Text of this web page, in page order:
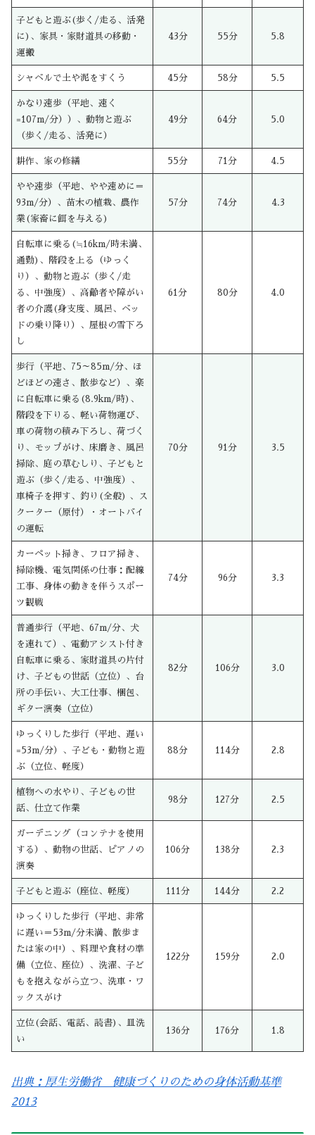
子どもと遊ぶ(歩く/走る、活発
に)、家具・家財道具の移動・
運搬
43分 55分 5.8
シャベルで土や泥をすくう 45分 58分 5.5
かなり速歩（平地、速く
=107m/分））、動物と遊ぶ
（歩く/走る、活発に）
49分 64分 5.0
耕作、家の修繕 55分 71分 4.5
やや速歩（平地、やや速めに＝
93m/分）、苗木の植栽、農作
業(家畜に餌を与える)
57分 74分 4.3
自転車に乗る(≒16km/時未満、
通勤)、階段を上る（ゆっく
り）、動物と遊ぶ（歩く/走
る、中強度）、高齢者や障がい
者の介護(身支度、風呂、ベッ
ドの乗り降り）、屋根の雪下ろ
し
61分 80分 4.0
歩行（平地、75～85m/分、ほ
どほどの速さ、散歩など）、楽
に自転車に乗る(8.9km/時)、
階段を下りる、軽い荷物運び、
車の荷物の積み下ろし、荷づく
り、モップがけ、床磨き、風呂
掃除、庭の草むしり、子どもと
遊ぶ（歩く/走る、中強度）、
車椅子を押す、釣り(全般) 、ス
クーター（原付）・オートバイ
の運転
70分 91分 3.5
カーペット掃き、フロア掃き、
掃除機、電気関係の仕事：配線
工事、身体の動きを伴うスポー
ツ観戦
74分 96分 3.3
普通歩行（平地、67m/分、犬
を連れて）、電動アシスト付き
自転車に乗る、家財道具の片付
け、子どもの世話（立位）、台
所の手伝い、大工仕事、梱包、
ギター演奏（立位）
82分 106分 3.0
ゆっくりした歩行（平地、遅い
=53m/分）、子ども・動物と遊
ぶ（立位、軽度）
88分 114分 2.8
植物への水やり、子どもの世
話、仕立て作業
98分 127分 2.5
ガーデニング（コンテナを使用
する）、動物の世話、ピアノの
演奏
106分 138分 2.3
子どもと遊ぶ（座位、軽度） 111分 144分 2.2
ゆっくりした歩行（平地、非常
に遅い＝53m/分未満、散歩ま
たは家の中）、料理や食材の準
備（立位、座位）、洗濯、子ど
もを抱えながら立つ、洗車・ワ
ックスがけ
122分 159分 2.0
立位(会話、電話、読書)、皿洗
い
136分 176分 1.8
出典：厚生労働省 健康づくりのための身体活動基準
2013